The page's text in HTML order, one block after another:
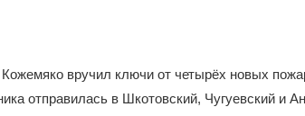
вручил ключи от четырёх новых
отправилась в Шкотовский, Чугуевский и